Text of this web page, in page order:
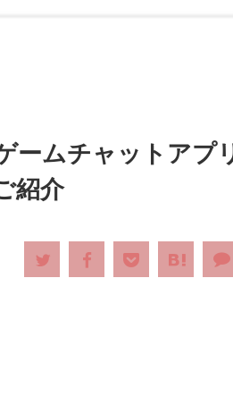
ームチャットアプ
紹介